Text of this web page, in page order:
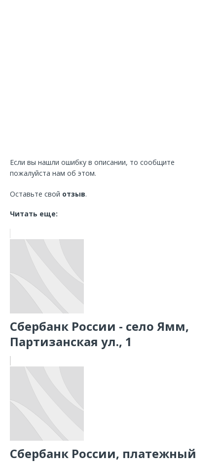
Если вы нашли ошибку в описании, то сообщите
пожалуйста нам об этом.
Оставьте свой отзыв.
Читать еще:
Сбербанк России - село Ямм,
Партизанская ул., 1
Сбербанк России, платежный